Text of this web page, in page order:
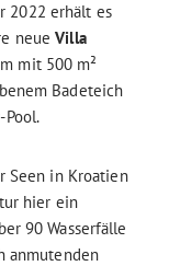
2022 erhält es
neue Villa
mit 500 m²
Badeteich
Seen in Kroatien
hier ein
90 Wasserfälle
anmutenden